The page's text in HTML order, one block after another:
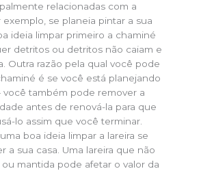
relacionadas com a
se planeia pintar a sua
ideia limpar primeiro a chaminé
detritos ou detritos não caiam e
Outra razão pela qual você pode
é se você está planejando
você também pode remover a
antes de renová-la para que
lo assim que você terminar.
boa ideia limpar a lareira se
a sua casa. Uma lareira que não
mantida pode afetar o valor da